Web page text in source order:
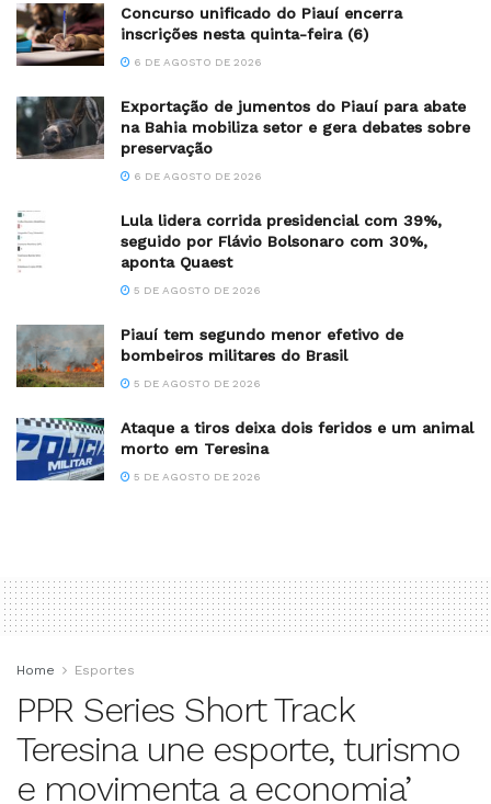
Concurso unificado do Piauí encerra
inscrições nesta quinta-feira (6)
6 DE AGOSTO DE 2026
Exportação de jumentos do Piauí para abate
na Bahia mobiliza setor e gera debates sobre
preservação
6 DE AGOSTO DE 2026
Lula lidera corrida presidencial com 39%,
seguido por Flávio Bolsonaro com 30%,
aponta Quaest
5 DE AGOSTO DE 2026
Piauí tem segundo menor efetivo de
bombeiros militares do Brasil
5 DE AGOSTO DE 2026
Ataque a tiros deixa dois feridos e um animal
morto em Teresina
5 DE AGOSTO DE 2026
Home Esportes
PPR Series Short Track
Teresina une esporte, turismo
e movimenta a economia’